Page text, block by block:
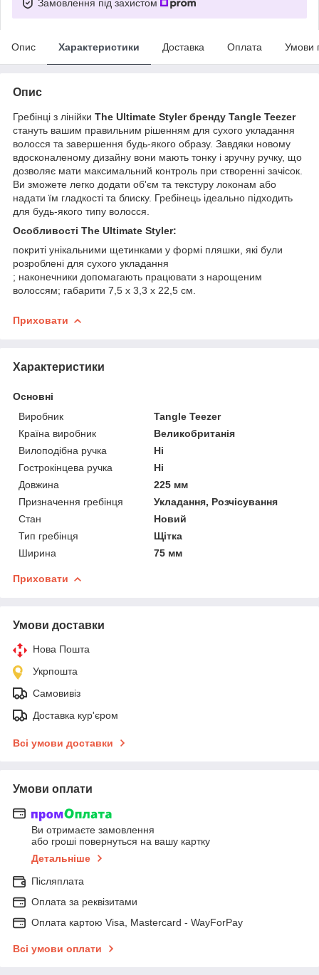
Замовлення під захистом
Опис Характеристики Доставка Оплата Умови
Опис
Гребінці з лінійки The Ultimate Styler бренду Tangle Teezer
стануть вашим правильним рішенням для сухого укладання
волосся та завершення будь-якого образу. Завдяки новому
вдосконаленому дизайну вони мають тонку і зручну ручку, що
дозволяє мати максимальний контроль при створенні зачісок.
Ви зможете легко додати об'єм та текстуру локонам або
надати їм гладкості та блиску. Гребінець ідеально підходить
для будь-якого типу волосся.
Особливості The Ultimate Styler:
покриті унікальними щетинками у формі пляшки, які були
розроблені для сухого укладання
; наконечники допомагають працювати з нарощеним
волоссям; габарити 7,5 х 3,3 х 22,5 см.
Приховати
Характеристики
Основні
Виробник
Tangle Teezer
Країна виробник
Великобританія
Вилоподібна ручка
Ні
Гострокінцева ручка
Ні
Довжина
225 мм
Призначення гребінця
Укладання, Розчісування
Стан
Новий
Тип гребінця
Щітка
Ширина
75 мм
Приховати
Умови доставки
Нова Пошта
Укрпошта
Самовивіз
Доставка кур'єром
Всі умови доставки
Умови оплати
Ви отримаєте замовлення
або гроші повернуться на вашу картку
Детальніше
Післяплата
Оплата за реквізитами
Оплата картою Visa, Mastercard - WayForPay
Всі умови оплати